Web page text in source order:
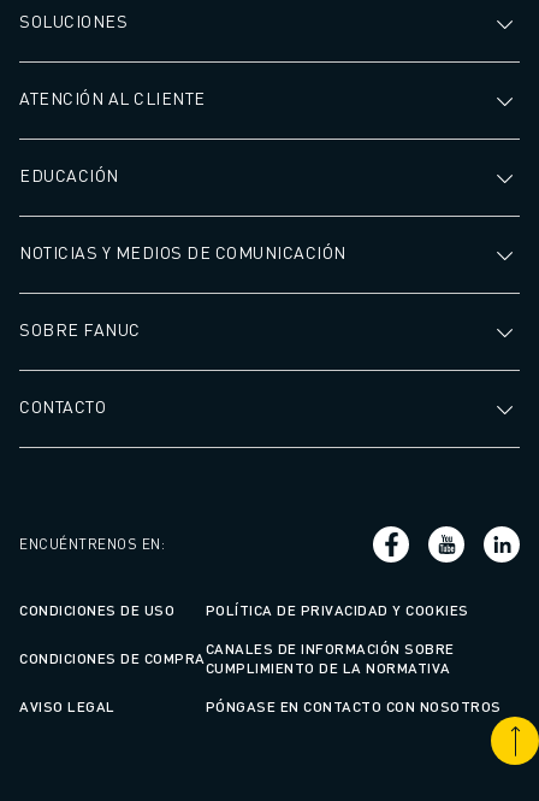
SOLUCIONES
ATENCIÓN AL CLIENTE
EDUCACIÓN
NOTICIAS Y MEDIOS DE COMUNICACIÓN
SOBRE FANUC
CONTACTO
ENCUÉNTRENOS EN :
CONDICIONES DE USO POLÍTICA DE PRIVACIDAD Y COOKIES
CONDICIONES DE COMPRA
CANALES DE INFORMACIÓN SOBRE
CUMPLIMIENTO DE LA NORMATIVA
AVISO LEGAL PÓNGASE EN CONTACTO CON NOSOTROS